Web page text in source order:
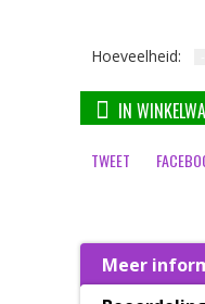
Hoeveelheid:
IN
TWEET
Meer